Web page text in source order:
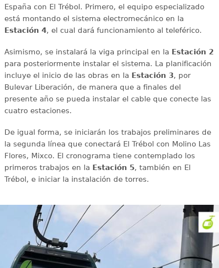
España con El Trébol. Primero, el equipo especializado
está montando el sistema electromecánico en la
Estación 4, el cual dará funcionamiento al teleférico.
Asimismo, se instalará la viga principal en la Estación 2
para posteriormente instalar el sistema. La planificación
incluye el inicio de las obras en la Estación 3, por
Bulevar Liberación, de manera que a finales del
presente año se pueda instalar el cable que conecte las
cuatro estaciones.
De igual forma, se iniciarán los trabajos preliminares de
la segunda línea que conectará El Trébol con Molino Las
Flores, Mixco. El cronograma tiene contemplado los
primeros trabajos en la Estación 5, también en El
Trébol, e iniciar la instalación de torres.